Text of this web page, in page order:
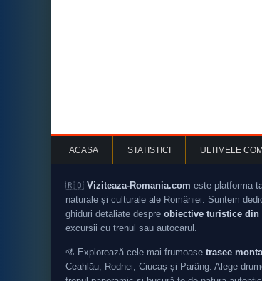
ACASA STATISTICI ULTIMELE
🇷🇴 Viziteaza-Romania.com este platforma
naturale și culturale ale României. Suntem
ghiduri detaliate despre obiective turistice din
excursii cu trenul sau autocarul.
🚵 Explorează cele mai frumoase trasee
Ceahlău, Rodnei, Ciucaș și Parâng. Alege